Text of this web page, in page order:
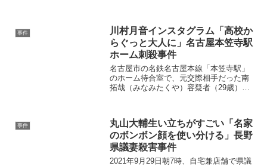
には同年代とみられる男性がホームで電
車にはねられ死...
事件
川村月音インスタグラム「高校か
らぐっと大人に」名古屋本笠寺駅
ホーム刺殺事件
名古屋市の名鉄名古屋本線「本笠寺駅」
のホーム待合室で、元交際相手だった南
拓哉（みなみたくや）容疑者（29歳）に
さんのInstagram（インスタグラム）の画
像が報道...
事件
丸山大輔生い立ちがすごい「名家
のボンボン顔を使い分ける」長野
県議妻殺害事件
2021年9月29日朝7時、自宅兼店舗で県議